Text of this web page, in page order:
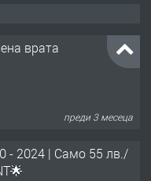
врата
преди 3 месеца
- 2024 | Само 55 лв./